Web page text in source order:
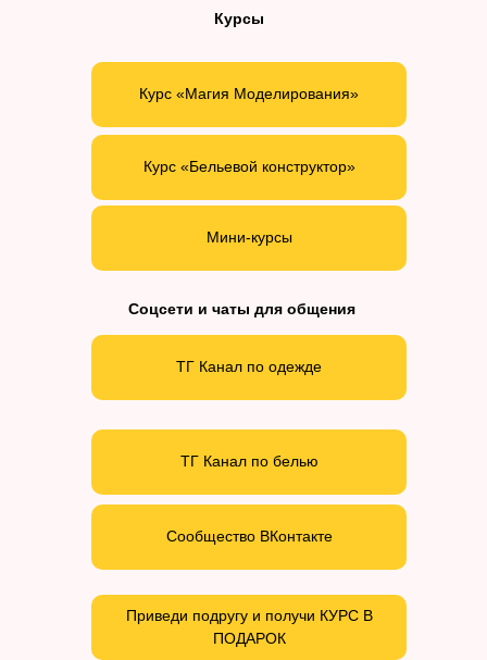
ТГ Канал по одежде
Мини-курсы
Приведи подругу и получи КУРС В
ПОДАРОК
Курс «Магия Моделирования»
Курсы
Соцсети и чаты для общения
ТГ Канал по белью
Сообщество ВКонтакте
Курс «Бельевой конструктор»